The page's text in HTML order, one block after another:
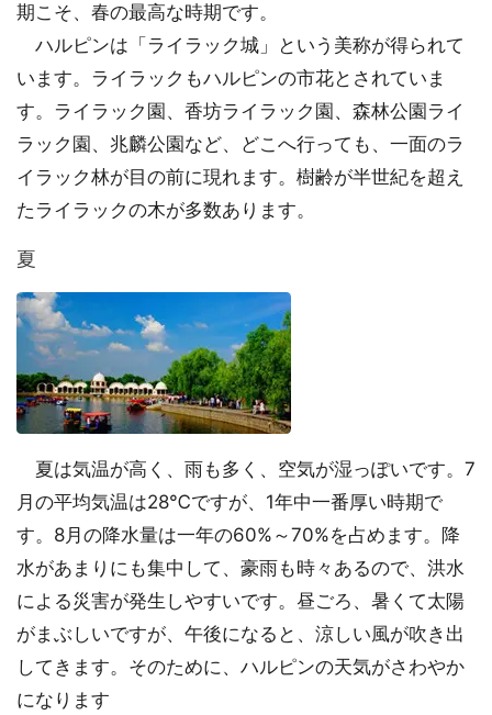
期こそ、春の最高な時期です。
ハルピンは「ライラック城」という美称が得られて
います。ライラックもハルピンの市花とされていま
す。ライラック園、香坊ライラック園、森林公園ライ
ラック園、兆麟公園など、どこへ行っても、一面のラ
イラック林が目の前に現れます。樹齢が半世紀を超え
たライラックの木が多数あります。
夏
夏は気温が高く、雨も多く、空気が湿っぽいです。7
月の平均気温は28℃ですが、1年中一番厚い時期で
す。8月の降水量は一年の60%～70%を占めます。降
水があまりにも集中して、豪雨も時々あるので、洪水
による災害が発生しやすいです。昼ごろ、暑くて太陽
がまぶしいですが、午後になると、涼しい風が吹き出
してきます。そのために、ハルピンの天気がさわやか
になります